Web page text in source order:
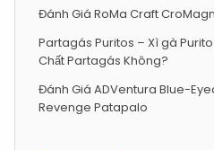
Đánh Giá RoMa Craft
Partagás Puritos – Xì gà
Chất Partagás Không?
Đánh Giá ADVentura Blue-
Revenge Patapalo